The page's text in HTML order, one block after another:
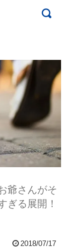
爺さんがそ
ぎる展開！
2018/07/17